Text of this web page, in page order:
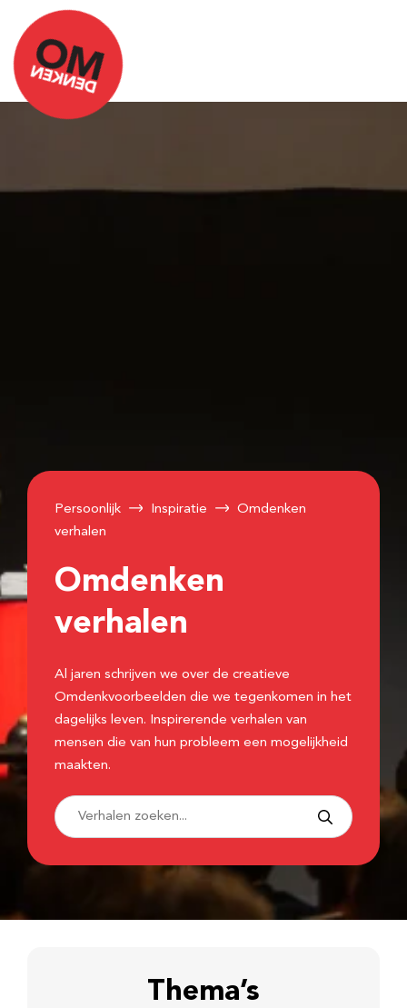
Persoonlijk Inspiratie
Omdenken
verhalen
Omdenken
verhalen
Al jaren schrijven we over de creatieve
Omdenkvoorbeelden die we tegenkomen in het
dagelijks leven. Inspirerende verhalen van
mensen die van hun probleem een mogelijkheid
maakten.
Thema’s